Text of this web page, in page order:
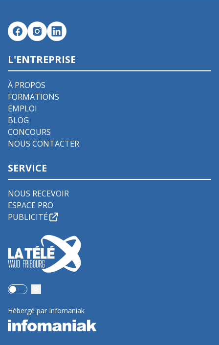
L'ENTREPRISE
À PROPOS
FORMATIONS
EMPLOI
BLOG
CONCOURS
NOUS CONTACTER
SERVICE
NOUS RECEVOIR
ESPACE PRO
PUBLICITÉ
Use setting
Hébergé par Infomaniak